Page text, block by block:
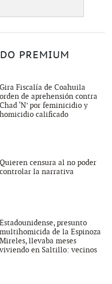
PREMIUM
Gira Fiscalía de Coahuila
orden de aprehensión contra
Chad ‘N’ por feminicidio y
homicidio calificado
Quieren censura al no poder
controlar la narrativa
Estadounidense, presunto
multihomicida de la Espinoza
Mireles, llevaba meses
viviendo en Saltillo: vecinos